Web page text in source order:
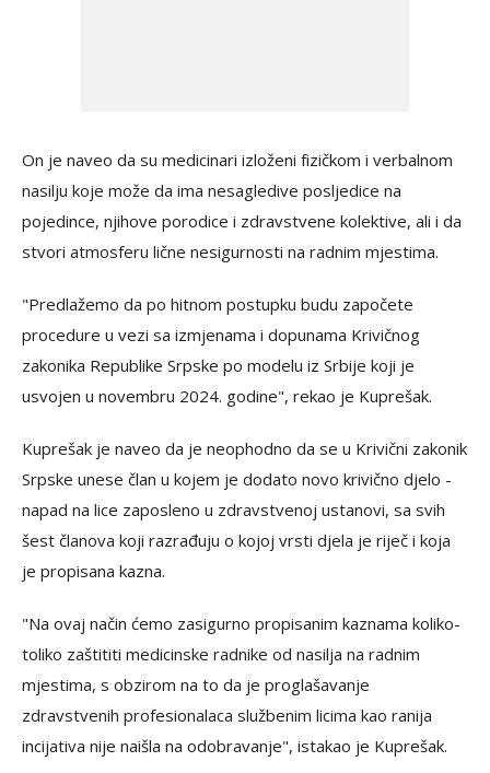
On je naveo da su medicinari izloženi fizičkom i verbalnom
nasilju koje može da ima nesagledive posljedice na
pojedince, njihove porodice i zdravstvene kolektive, ali i da
stvori atmosferu lične nesigurnosti na radnim mjestima.
"Predlažemo da po hitnom postupku budu započete
procedure u vezi sa izmjenama i dopunama Krivičnog
zakonika Republike Srpske po modelu iz Srbije koji je
usvojen u novembru 2024. godine", rekao je Kuprešak.
Kuprešak je naveo da je neophodno da se u Krivični zakonik
Srpske unese član u kojem je dodato novo krivično djelo -
napad na lice zaposleno u zdravstvenoj ustanovi, sa svih
šest članova koji razrađuju o kojoj vrsti djela je riječ i koja
je propisana kazna.
"Na ovaj način ćemo zasigurno propisanim kaznama koliko-
toliko zaštititi medicinske radnike od nasilja na radnim
mjestima, s obzirom na to da je proglašavanje
zdravstvenih profesionalaca službenim licima kao ranija
incijativa nije naišla na odobravanje", istakao je Kuprešak.